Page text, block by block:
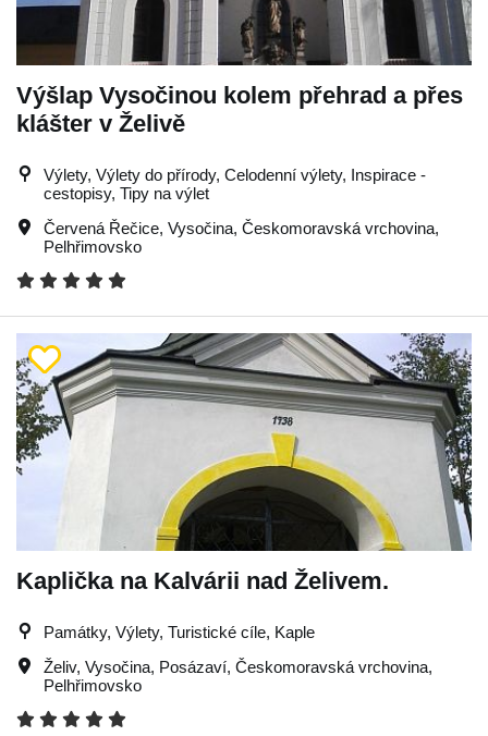
Výšlap Vysočinou kolem přehrad a přes
klášter v Želivě
Výlety, Výlety do přírody, Celodenní výlety, Inspirace -
cestopisy, Tipy na výlet
Červená Řečice, Vysočina, Českomoravská vrchovina,
Pelhřimovsko
Kaplička na Kalvárii nad Želivem.
Památky, Výlety, Turistické cíle, Kaple
Želiv, Vysočina, Posázaví, Českomoravská vrchovina,
Pelhřimovsko